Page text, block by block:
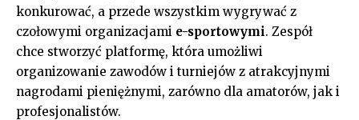
konkurować, a przede wszystkim wygrywać z
czołowymi organizacjami e-sportowymi. Zespół
chce stworzyć platformę, która umożliwi
organizowanie zawodów i turniejów z atrakcyjnymi
nagrodami pieniężnymi, zarówno dla amatorów, jak i
profesjonalistów.